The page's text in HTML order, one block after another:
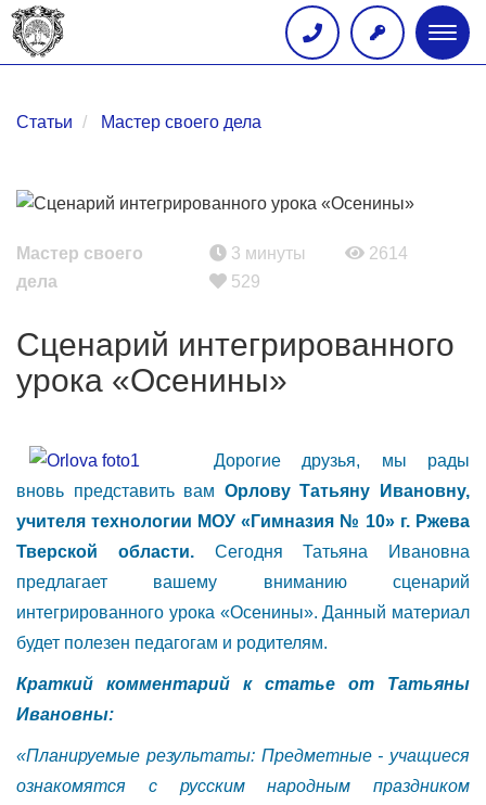
меню
Статьи Мастер своего дела
Мастер своего
дела
3 минуты
2614
529
Сценарий интегрированного
урока «Осенины»
Дорогие друзья, мы рады
вновь представить вам Орлову Татьяну Ивановну,
учителя технологии МОУ «Гимназия № 10» г. Ржева
Тверской области.Сегодня Татьяна Ивановна
предлагает вашему вниманию сценарий
интегрированного урока «Осенины». Данный материал
будет полезен педагогам и родителям.
Краткий комментарий к статье от Татьяны
Ивановны:
«Планируемые результаты: Предметные - учащиеся
ознакомятся с русским народным праздником